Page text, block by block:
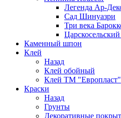
Легенда Ар-
Сад Шинуазри
Три века
Каменный шпон
Клей
Назад
Клей обойный
Клей ТМ "Европласт"
Краски
Назад
Грунты
Декоративные